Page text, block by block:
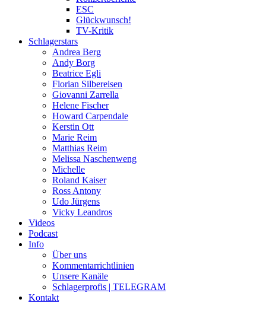
ESC
Glückwunsch!
TV-Kritik
Schlagerstars
Andrea Berg
Andy Borg
Beatrice Egli
Florian Silbereisen
Giovanni Zarrella
Helene Fischer
Howard Carpendale
Kerstin Ott
Marie Reim
Matthias Reim
Melissa Naschenweng
Michelle
Roland Kaiser
Ross Antony
Udo Jürgens
Vicky Leandros
Videos
Podcast
Info
Über uns
Kommentarrichtlinien
Unsere Kanäle
Schlagerprofis | TELEGRAM
Kontakt